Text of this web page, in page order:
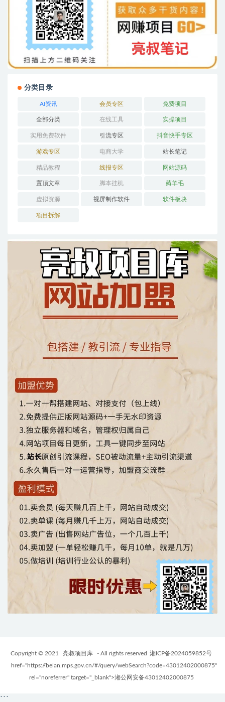
分类目录
AI资讯 会员专区 免费项目
全部分类 在线工具 实操项目
实用免费软件 引流专区 抖音快手专区
游戏专区 电商大学 站长笔记
精品教程 线报专区 网站源码
置顶文章 脚本挂机 薅羊毛
虚拟资源 视屏制作软件 软件板块
项目拆解
Copyright © 2021 亮叔项目库 - All rights reserved 湘ICP备2024059852号
href="https://beian.mps.gov.cn/#/query/webSearch?code=43012402000875"
rel="noreferrer" target="_blank">湘公网安备43012402000875
```